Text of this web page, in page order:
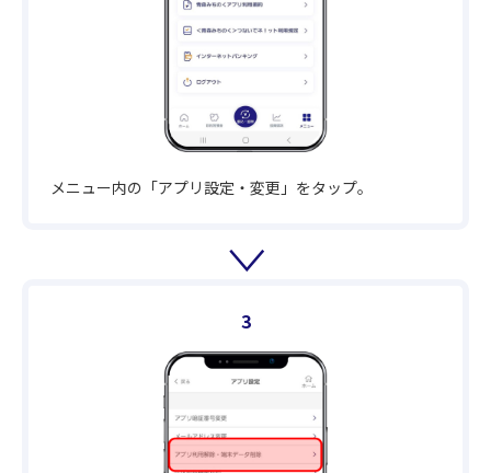
メニュー内の「アプリ設定・変更」をタップ。
3